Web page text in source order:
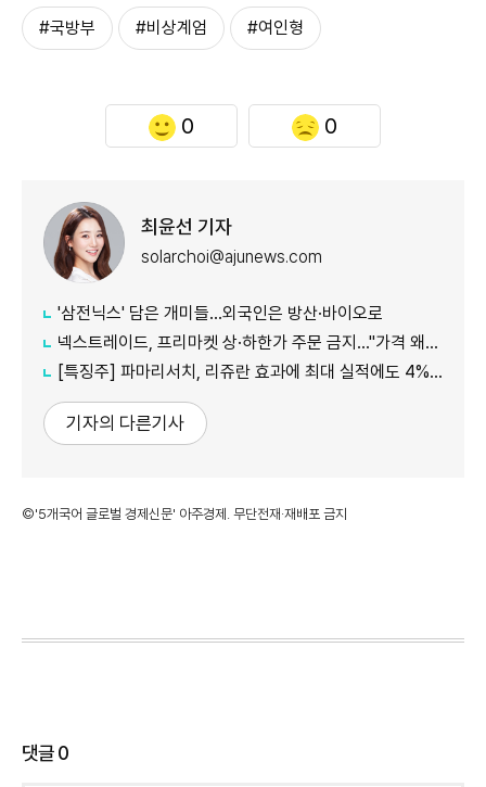
#국방부 #비상계엄 #여인형
0 0
최윤선 기자
solarchoi@ajunews.com
'삼전닉스' 담은 개미들…외국인은 방산·바이오로
넥스트레이드, 프리마켓 상·하한가 주문 금지…"가격 왜곡 방지"
[특징주] 파마리서치, 리쥬란 효과에 최대 실적에도 4%대 약세
기자의 다른기사
©'5개국어 글로벌 경제신문' 아주경제. 무단전재·재배포 금지
댓글0